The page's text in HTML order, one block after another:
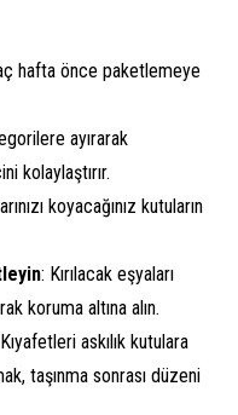
hafta önce paketlemeye
ayırarak
kolaylaştırır.
koyacağınız kutuların
: Kırılacak eşyaları
koruma altına alın.
askılık kutulara
taşınma sonrası düzeni